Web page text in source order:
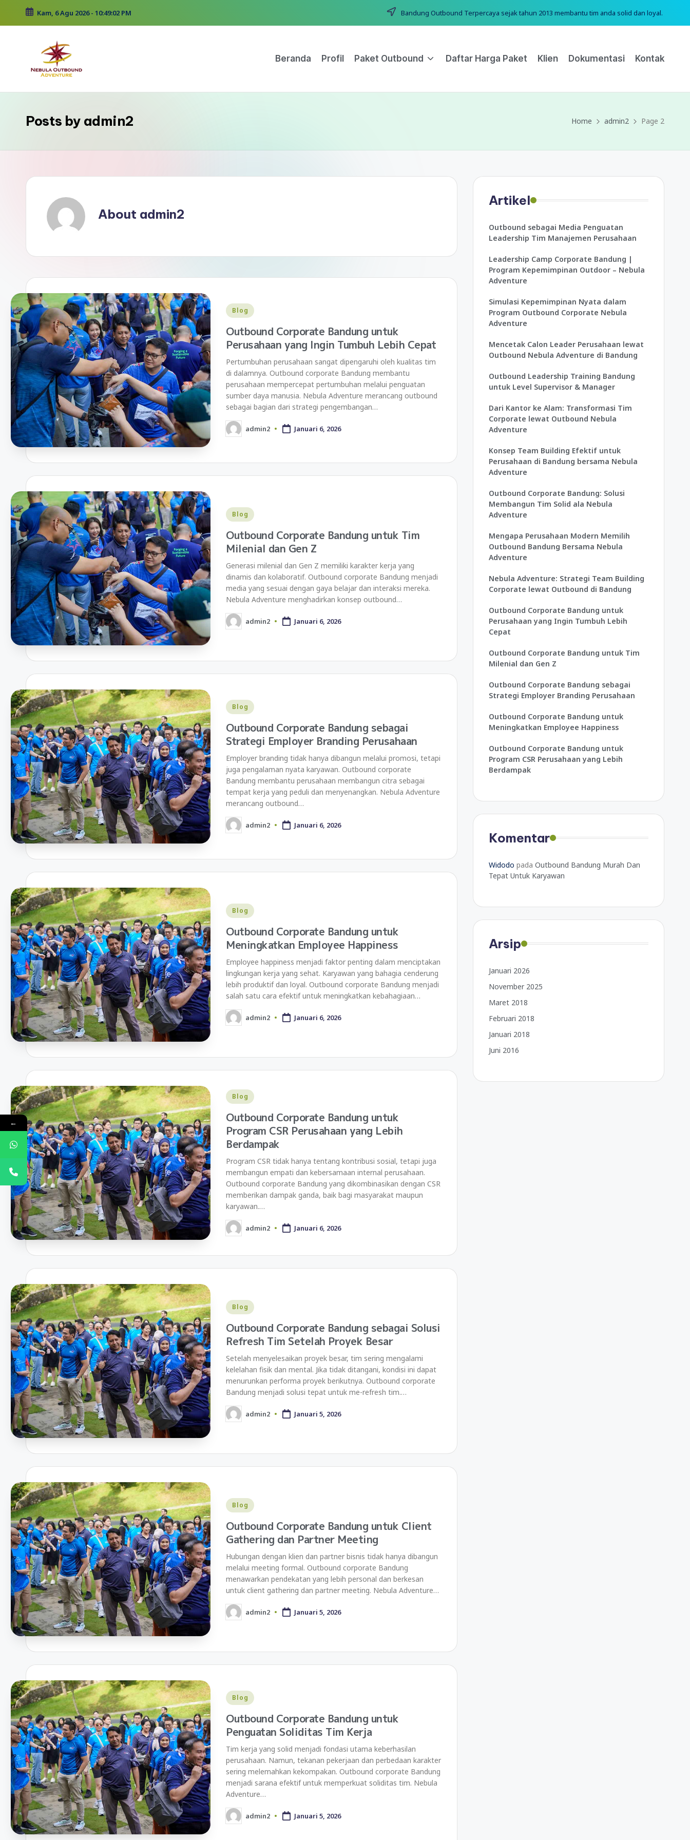
Skip
Kam, 6 Agu 2026- 10:49:04 PM Bandung Outbound Terpercaya sejak tahun 2013 membantu tim anda solid dan loyal.
Beranda Profil Paket Outbound Daftar Harga Paket Klien Dokumentasi Kontak
Posts by admin2 Home admin2 Page 2
About admin2
Blog
Outbound Corporate Bandung untuk
Perusahaan yang Ingin Tumbuh Lebih Cepat
Pertumbuhan perusahaan sangat dipengaruhi oleh kualitas tim
di dalamnya. Outbound corporate Bandung membantu
perusahaan mempercepat pertumbuhan melalui penguatan
sumber daya manusia. Nebula Adventure merancang outbound
sebagai bagian dari strategi pengembangan…
admin2 Januari 6, 2026
Blog
Outbound Corporate Bandung untuk Tim
Milenial dan Gen Z
Generasi milenial dan Gen Z memiliki karakter kerja yang
dinamis dan kolaboratif. Outbound corporate Bandung menjadi
media yang sesuai dengan gaya belajar dan interaksi mereka.
Nebula Adventure menghadirkan konsep outbound…
admin2 Januari 6, 2026
Blog
Outbound Corporate Bandung sebagai
Strategi Employer Branding Perusahaan
Employer branding tidak hanya dibangun melalui promosi, tetapi
juga pengalaman nyata karyawan. Outbound corporate
Bandung membantu perusahaan membangun citra sebagai
tempat kerja yang peduli dan menyenangkan. Nebula Adventure
merancang outbound…
admin2 Januari 6, 2026
Blog
Outbound Corporate Bandung untuk
Meningkatkan Employee Happiness
Employee happiness menjadi faktor penting dalam menciptakan
lingkungan kerja yang sehat. Karyawan yang bahagia cenderung
lebih produktif dan loyal. Outbound corporate Bandung menjadi
salah satu cara efektif untuk meningkatkan kebahagiaan…
admin2 Januari 6, 2026
Blog
Outbound Corporate Bandung untuk
Program CSR Perusahaan yang Lebih
Berdampak
Program CSR tidak hanya tentang kontribusi sosial, tetapi juga
membangun empati dan kebersamaan internal perusahaan.
Outbound corporate Bandung yang dikombinasikan dengan CSR
memberikan dampak ganda, baik bagi masyarakat maupun
karyawan.…
admin2 Januari 6, 2026
Blog
Outbound Corporate Bandung sebagai Solusi
Refresh Tim Setelah Proyek Besar
Setelah menyelesaikan proyek besar, tim sering mengalami
kelelahan fisik dan mental. Jika tidak ditangani, kondisi ini dapat
menurunkan performa proyek berikutnya. Outbound corporate
Bandung menjadi solusi tepat untuk me-refresh tim.…
admin2 Januari 5, 2026
Blog
Outbound Corporate Bandung untuk Client
Gathering dan Partner Meeting
Hubungan dengan klien dan partner bisnis tidak hanya dibangun
melalui meeting formal. Outbound corporate Bandung
menawarkan pendekatan yang lebih personal dan berkesan
untuk client gathering dan partner meeting. Nebula Adventure…
admin2 Januari 5, 2026
Blog
Outbound Corporate Bandung untuk
Penguatan Soliditas Tim Kerja
Tim kerja yang solid menjadi fondasi utama keberhasilan
perusahaan. Namun, tekanan pekerjaan dan perbedaan karakter
sering melemahkan kekompakan. Outbound corporate Bandung
menjadi sarana efektif untuk memperkuat soliditas tim. Nebula
Adventure…
admin2 Januari 5, 2026
Artikel
Outbound sebagai Media Penguatan
Leadership Tim Manajemen Perusahaan
Leadership Camp Corporate Bandung |
Program Kepemimpinan Outdoor – Nebula
Adventure
Simulasi Kepemimpinan Nyata dalam
Program Outbound Corporate Nebula
Adventure
Mencetak Calon Leader Perusahaan lewat
Outbound Nebula Adventure di Bandung
Outbound Leadership Training Bandung
untuk Level Supervisor & Manager
Dari Kantor ke Alam: Transformasi Tim
Corporate lewat Outbound Nebula
Adventure
Konsep Team Building Efektif untuk
Perusahaan di Bandung bersama Nebula
Adventure
Outbound Corporate Bandung: Solusi
Membangun Tim Solid ala Nebula
Adventure
Mengapa Perusahaan Modern Memilih
Outbound Bandung Bersama Nebula
Adventure
Nebula Adventure: Strategi Team Building
Corporate lewat Outbound di Bandung
Outbound Corporate Bandung untuk
Perusahaan yang Ingin Tumbuh Lebih
Cepat
Outbound Corporate Bandung untuk Tim
Milenial dan Gen Z
Outbound Corporate Bandung sebagai
Strategi Employer Branding Perusahaan
Outbound Corporate Bandung untuk
Meningkatkan Employee Happiness
Outbound Corporate Bandung untuk
Program CSR Perusahaan yang Lebih
Berdampak
Komentar
Widodo pada Outbound Bandung Murah Dan
Tepat Untuk Karyawan
Arsip
Januari 2026
November 2025
Maret 2018
Februari 2018
Januari 2018
Juni 2016
←